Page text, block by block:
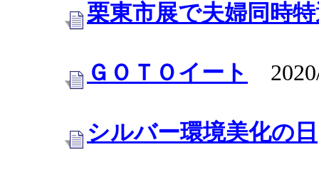
栗東市展で夫婦同時
ＧＯＴＯイート
シルバー環境美化の日